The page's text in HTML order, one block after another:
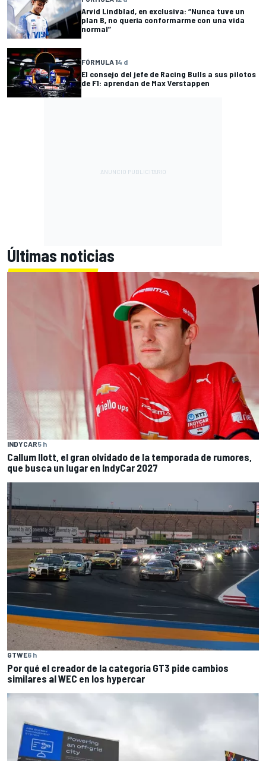
Arvid Lindblad, en exclusiva: “Nunca tuve un
plan B, no quería conformarme con una vida
normal”
FÓRMULA 14 d
El consejo del jefe de Racing Bulls a sus pilotos
de F1: aprendan de Max Verstappen
Últimas noticias
INDYCAR5 h
Callum Ilott, el gran olvidado de la temporada de rumores,
que busca un lugar en IndyCar 2027
GTWE6 h
Por qué el creador de la categoría GT3 pide cambios
similares al WEC en los hypercar